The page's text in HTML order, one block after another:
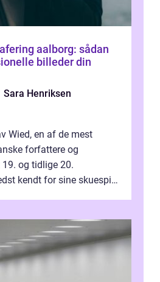
aalborg: sådan
billeder din
Sara Henriksen
Wied, en af de mest
forfattere og
og tidlige 20.
kendt for sine skuespil.